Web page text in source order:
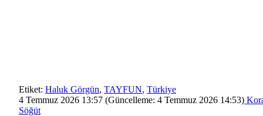
Etiket: Haluk Görgün, TAYFUN, Türkiye
4 Temmuz 2026 13:57 (Güncelleme: 4 Temmuz 2026 14:53)
Söğüt